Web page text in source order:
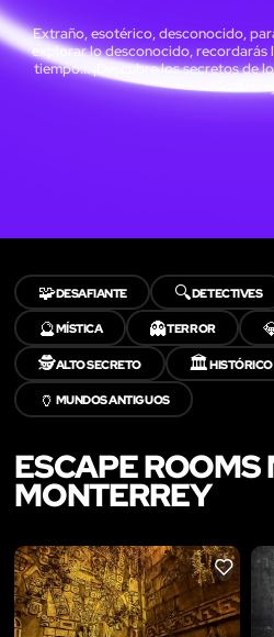
Extraño, esotérico, desconocido,
explorar lo desconocido, recordarás
tiempo... ¡Descubre los secretos de
🧩DESAFIANTE 🔍DETECTIVES
🔮MÍSTICA 👻TERROR
🕵️ALTO SECRETO 🏛️HISTÓRICO
🏺 MUNDOS ANTIGUOS
ESCAPE ROOMS
MONTERREY
LIKE